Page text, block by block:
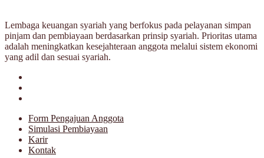
Lembaga keuangan syariah yang berfokus pada pelayanan simpan
pinjam dan pembiayaan berdasarkan prinsip syariah. Prioritas utama
adalah meningkatkan kesejahteraan anggota melalui sistem ekonomi
yang adil dan sesuai syariah.
Form Pengajuan Anggota
Simulasi Pembiayaan
Karir
Kontak